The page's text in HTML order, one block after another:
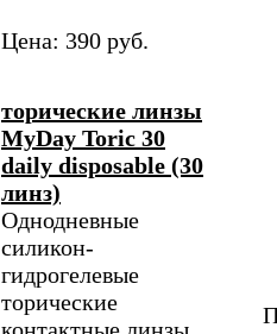
Цена: 390 руб.
торические линзы
MyDay Toric 30
daily disposable (30
линз)
Однодневные
силикон-
гидрогелевые
торические